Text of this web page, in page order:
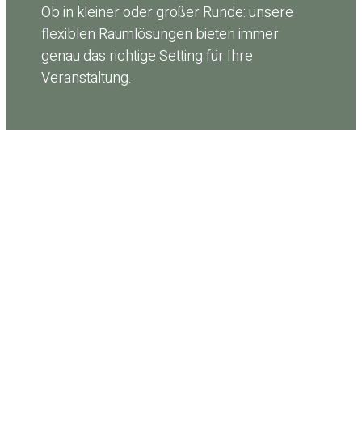
Ob in kleiner oder großer Runde: unsere
flexiblen Raumlösungen bieten immer
genau das richtige Setting für Ihre
Veranstaltung.